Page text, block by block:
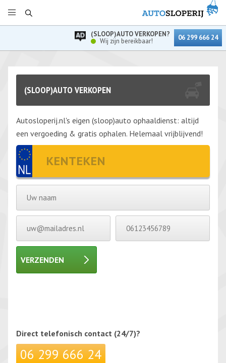
(SLOOP)AUTO VERKOPEN?
Wij zijn bereikbaar!
06 299 666 24
(SLOOP)AUTO VERKOPEN
Autosloperij.nl's eigen (sloop)auto ophaaldienst: altijd
een vergoeding & gratis ophalen. Helemaal vrijblijvend!
VERZENDEN
Direct telefonisch contact (24/7)?
06 299 666 24